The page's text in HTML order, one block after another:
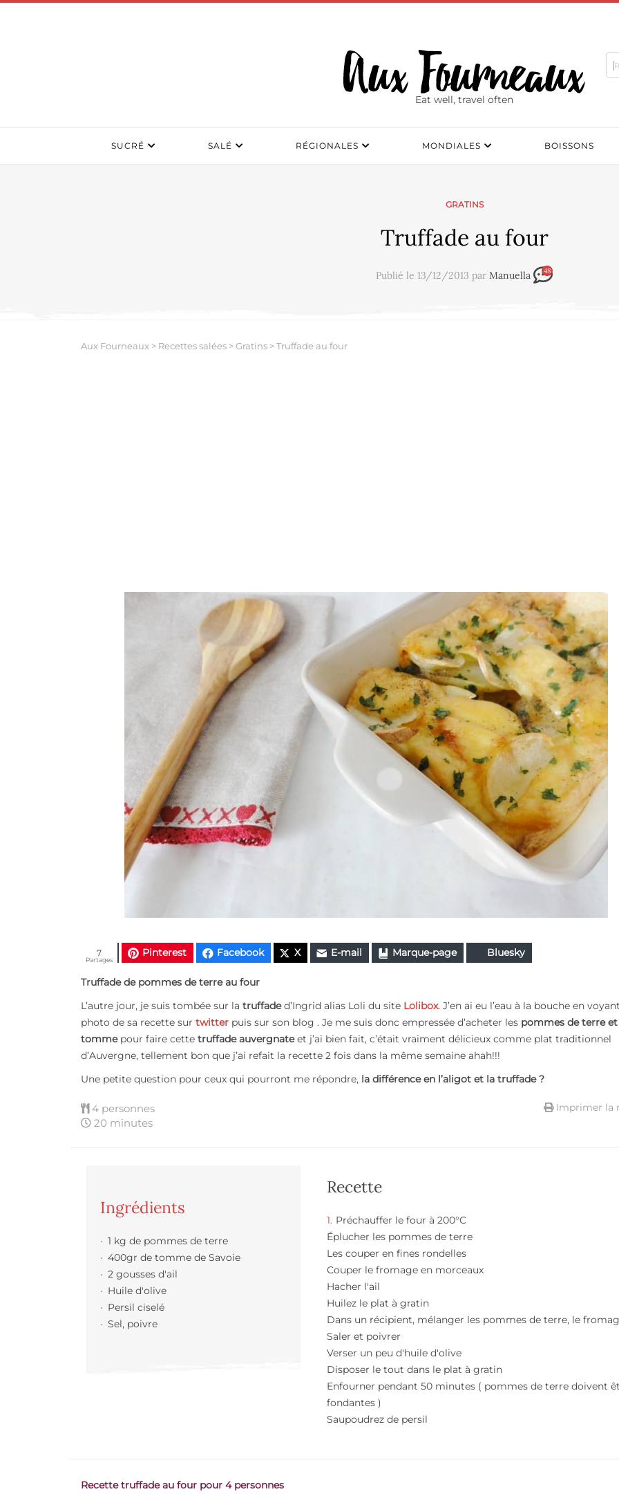
Eat well, travel often
SUCRÉ SALÉ RÉGIONALES MONDIALES BOISSONS
GRATINS
Truffade au four
Publié le 13/12/2013 par Manuella 48
Aux Fourneaux > Recettes salées >Gratins >Truffade au four
Pinterest Facebook X E-mail Marque-page Bluesky
Partages
7
Truffade de pommes de terre au four
L’autre jour, je suis tombée sur la truffaded’Ingrid alias Loli du site Lolibox. J’en ai eu l’eau à la bouche en
photo de sa recette sur twitter puis sur son blog . Je me suis donc empressée d’acheter les pommes de terre et
tommepour faire cette truffade auvergnateet j’ai bien fait, c’était vraiment délicieux comme plat traditionnel
d’Auvergne, tellement bon que j’ai refait la recette 2 fois dans la même semaine ahah!!!
Une petite question pour ceux qui pourront me répondre, la différence en l’aligot et la truffade ?
4 personnes
20 minutes
Imprimer la
Ingrédients
1 kg de pommes de terre
400gr de tomme de Savoie
2 gousses d'ail
Huile d'olive
Persil ciselé
Sel, poivre
Recette
Préchauffer le four à 200°C
Éplucher les pommes de terre
Les couper en fines rondelles
Couper le fromage en morceaux
Hacher l'ail
Huilez le plat à gratin
Dans un récipient, mélanger les pommes de terre, le
Saler et poivrer
Verser un peu d'huile d'olive
Disposer le tout dans le plat à gratin
Enfourner pendant 50 minutes ( pommes de terre doivent
fondantes )
Saupoudrez de persil
Recette truffade au four pour 4 personnes